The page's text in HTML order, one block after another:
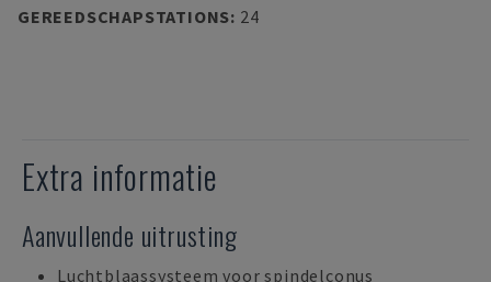
GEREEDSCHAPSTATIONS: 24
Extra informatie
Aanvullende uitrusting
Luchtblaassysteem voor spindelconus